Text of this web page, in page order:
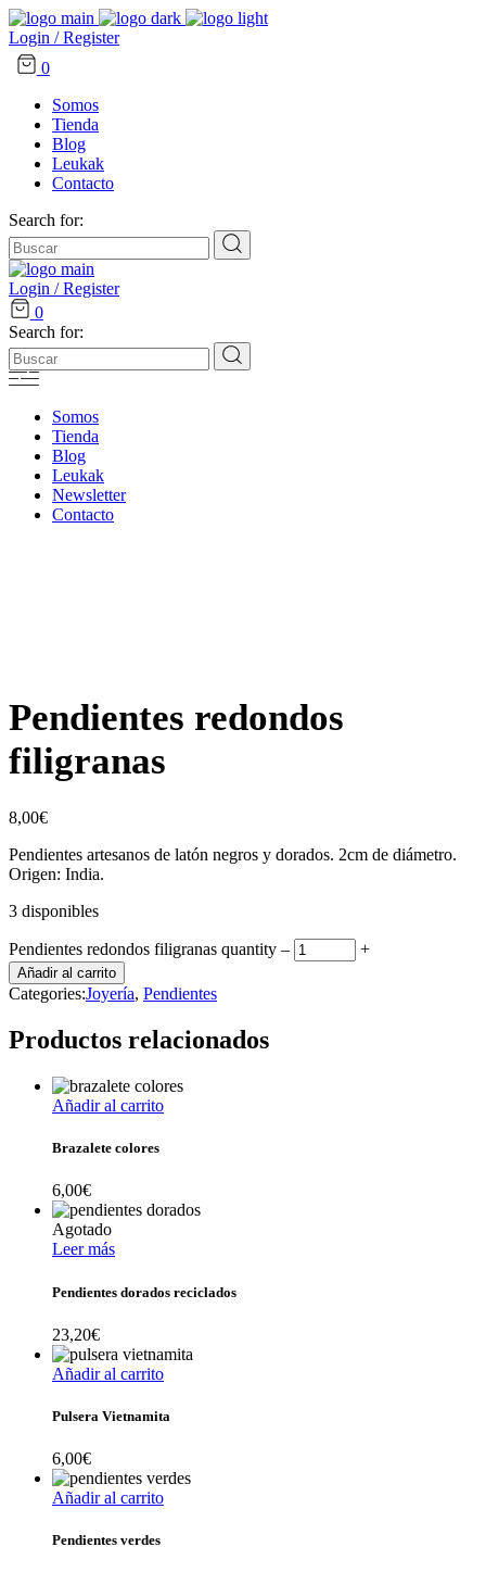
Login / Register
0
Somos
Tienda
Blog
Leukak
Contacto
Search for:
Login / Register
0
Search for:
Somos
Tienda
Blog
Leukak
Newsletter
Contacto
Pendientes redondos
filigranas
8,00€
Pendientes artesanos de latón negros y dorados. 2cm de diámetro.
Origen: India.
3 disponibles
Pendientes redondos filigranas quantity ‒ +
Añadir al carrito
Categories:Joyería, Pendientes
Productos relacionados
Añadir al carrito
Brazalete colores
6,00€
Agotado
Leer más
Pendientes dorados reciclados
23,20€
Añadir al carrito
Pulsera Vietnamita
6,00€
Añadir al carrito
Pendientes verdes